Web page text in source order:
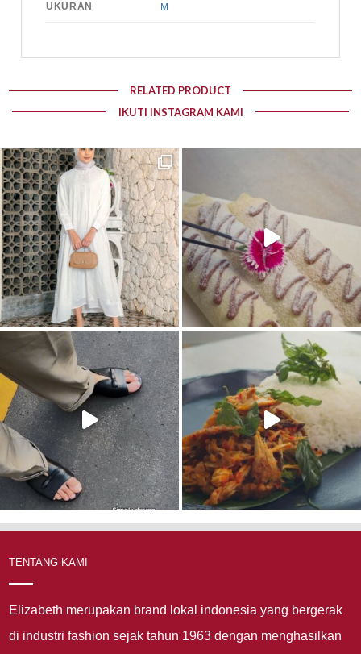
UKURAN M
RELATED PRODUCT
IKUTI INSTAGRAM KAMI
TENTANG KAMI
Elizabeth merupakan brand lokal indonesia yang bergerak
di industri fashion sejak tahun 1963 dengan menghasilkan